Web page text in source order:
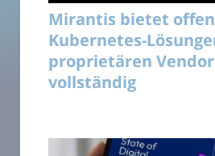
Mirantis bietet
Kubernetes-
proprietären
vollständig